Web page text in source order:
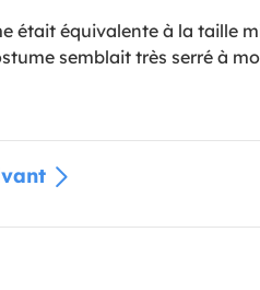
était équivalente à la taille
semblait très serré à